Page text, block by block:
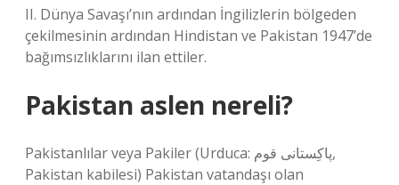
II. Dünya Savaşı’nın ardından İngilizlerin bölgeden
çekilmesinin ardından Hindistan ve Pakistan 1947’de
bağımsızlıklarını ilan ettiler.
Pakistan aslen nereli?
Pakistanlılar veya Pakiler (Urduca: پاكِستانى قوم‎,
Pakistan kabilesi) Pakistan vatandaşı olan